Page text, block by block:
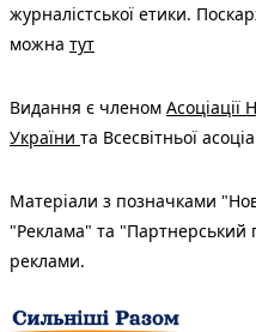
журналістської етики.
можна тут
Видання є членом Асоціації
України та Всесвітньої
Матеріали з позначками
"Реклама" та "Партнерський
реклами.